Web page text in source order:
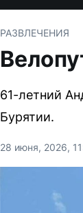
РАЗВЛЕЧЕНИЯ
61-летний
Бурятии.
28 июня, 2026,